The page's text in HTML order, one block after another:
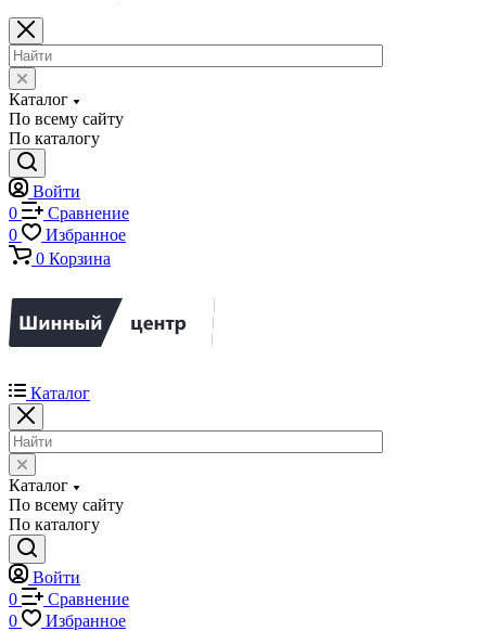
Каталог
По всему сайту
По каталогу
Войти
0
Сравнение
0
Избранное
0 Корзина
Каталог
Каталог
По всему сайту
По каталогу
Войти
0
Сравнение
0
Избранное